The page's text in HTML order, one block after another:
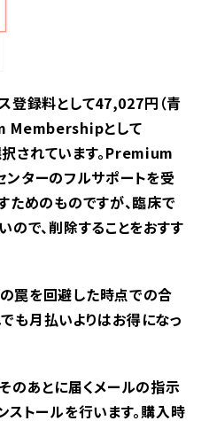
登録料として47,027円（青
Membershipとして
されています。Premium
ターのフルサポートを受
ためのものですが、臨床で
ので、削除することをおすす
を回避した時点での合
も月払いよりはお得になっ
のあとに届くメールの指示
ストールを行います。購入時